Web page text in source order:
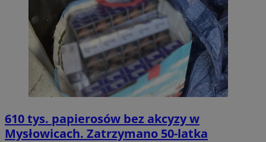
610 tys. papierosów bez akcyzy w
Mysłowicach. Zatrzymano 50-latka